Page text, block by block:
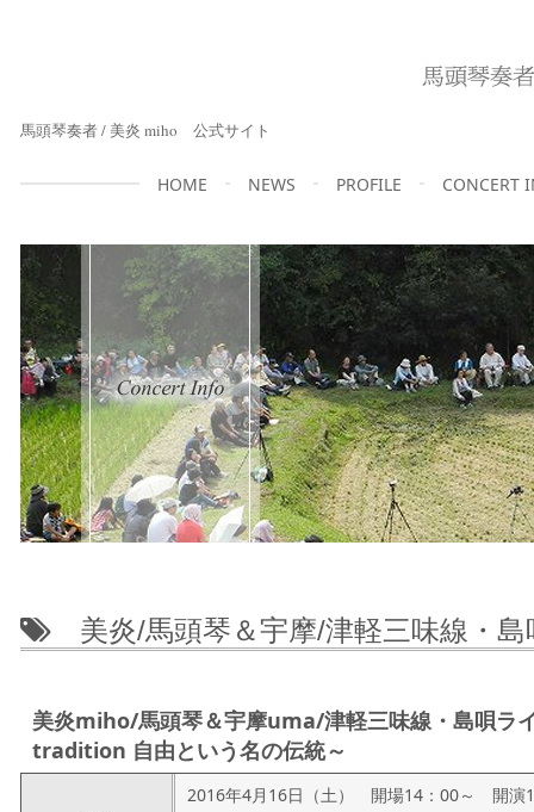
馬頭琴奏者 / 美炎 miho 公式サイト
HOME NEWS PROFILE CONCERT
美炎/馬頭琴＆宇摩/津軽三味線・島
美炎miho/馬頭琴＆宇摩uma/津軽三味線・島唄
tradition 自由という名の伝統～
2016年4月16日（土） 開場14：00～ 開演